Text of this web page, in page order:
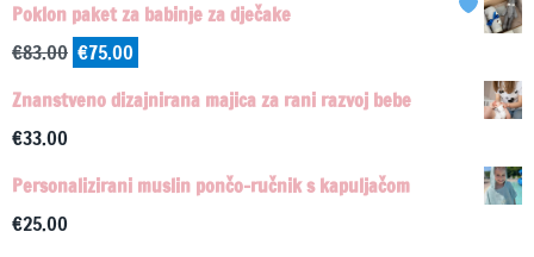
Poklon paket za babinje za dječake
€83.00 Izvorna
cijena
€75.00
cijena
Znanstveno dizajnirana majica za rani razvoj bebe
€33.00
Personalizirani muslin pončo–ručnik s kapuljačom
€25.00